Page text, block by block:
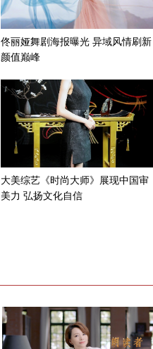
佟丽娅舞剧海报曝光 异域风情刷新
颜值巅峰
大美综艺《时尚大师》展现中国审
美力 弘扬文化自信